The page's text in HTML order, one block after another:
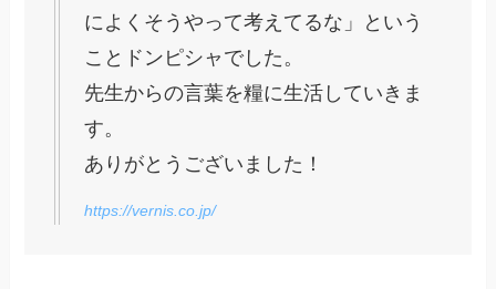
によくそうやって考えてるな」という
ことドンピシャでした。
先生からの言葉を糧に生活していきま
す。
ありがとうございました！
https://vernis.co.jp/